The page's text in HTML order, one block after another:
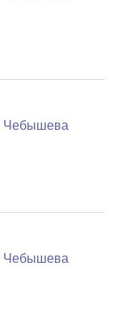
Чебышева
Чебышева